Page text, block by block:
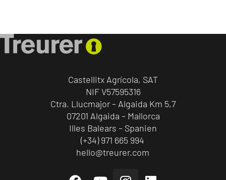
Castellitx Agrícola, SAT
NIF V57595316
Ctra. Llucmajor – Algaida Km 5,7
07201 Algaida – Mallorca
Illes Balears – Spanien
(+34) 971 665 994
hello@treurer.com